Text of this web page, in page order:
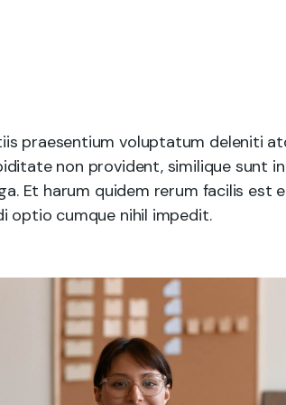
praesentium voluptatum deleniti
non provident, similique sunt in
Et harum quidem rerum facilis est
optio cumque nihil impedit.